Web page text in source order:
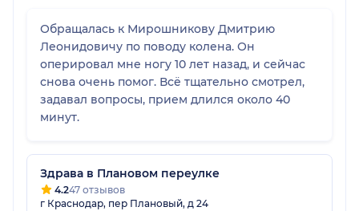
Обращалась к Мирошникову Дмитрию
Леонидовичу по поводу колена. Он
оперировал мне ногу 10 лет назад, и сейчас
снова очень помог. Всё тщательно смотрел,
задавал вопросы, прием длился около 40
минут.
Здрава в Плановом переулке
4.247 отзывов
г Краснодар, пер Плановый, д 24